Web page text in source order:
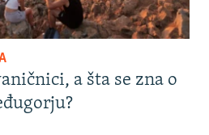
a šta se zna o